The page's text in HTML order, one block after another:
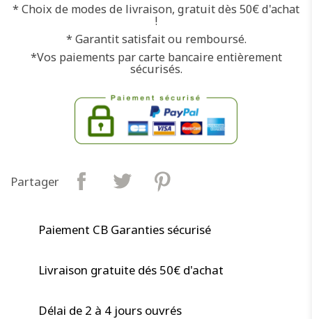
* Choix de modes de livraison, gratuit dès 50€ d'achat
!
* Garantit satisfait ou remboursé.
*Vos paiements par carte bancaire entièrement
sécurisés.
Partager
Paiement CB Garanties sécurisé
Livraison gratuite dés 50€ d'achat
Délai de 2 à 4 jours ouvrés